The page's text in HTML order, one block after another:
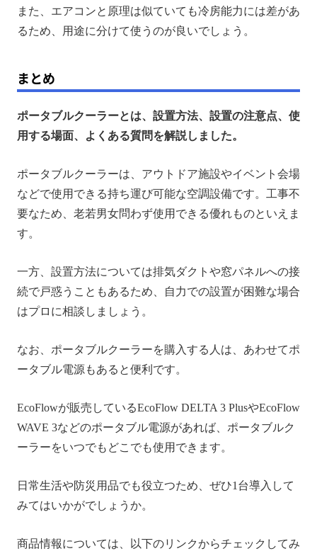
また、エアコンと原理は似ていても冷房能力には差があ
るため、用途に分けて使うのが良いでしょう。
まとめ
ポータブルクーラーとは、設置方法、設置の注意点、使
用する場面、よくある質問を解説しました。
ポータブルクーラーは、アウトドア施設やイベント会場
などで使用できる持ち運び可能な空調設備です。工事不
要なため、老若男女問わず使用できる優れものといえま
す。
一方、設置方法については排気ダクトや窓パネルへの接
続で戸惑うこともあるため、自力での設置が困難な場合
はプロに相談しましょう。
なお、ポータブルクーラーを購入する人は、あわせてポ
ータブル電源もあると便利です。
EcoFlowが販売しているEcoFlow DELTA 3 PlusやEcoFlow
WAVE 3などのポータブル電源があれば、ポータブルク
ーラーをいつでもどこでも使用できます。
日常生活や防災用品でも役立つため、ぜひ1台導入して
みてはいかがでしょうか。
商品情報については、以下のリンクからチェックしてみ